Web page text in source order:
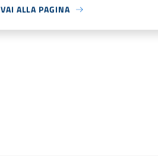
VAI ALLA PAGINA